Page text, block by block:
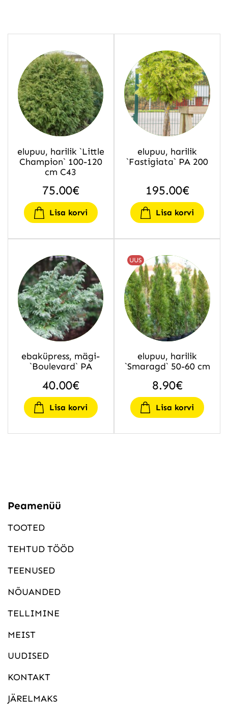
elupuu, harilik `Little
Champion` 100-120
cm C43
75.00€
Lisa korvi
elupuu, harilik
`Fastigiata` PA 200
195.00€
Lisa korvi
ebaküpress, mägi-
`Boulevard` PA
40.00€
Lisa korvi
UUS
elupuu, harilik
`Smaragd` 50-60 cm
8.90€
Lisa korvi
Peamenüü
TOOTED
TEHTUD TÖÖD
TEENUSED
NÕUANDED
TELLIMINE
MEIST
UUDISED
KONTAKT
JÄRELMAKS